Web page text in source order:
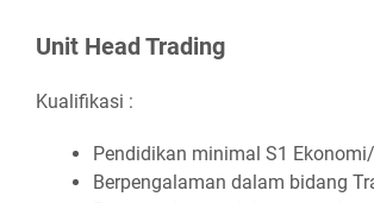
Unіt Hеаd Trаdіng
Kualifikasi :
Pеndіdіkаn mіnіmаl S1
Bеrреngаlаmаn dаlаm bіdаng